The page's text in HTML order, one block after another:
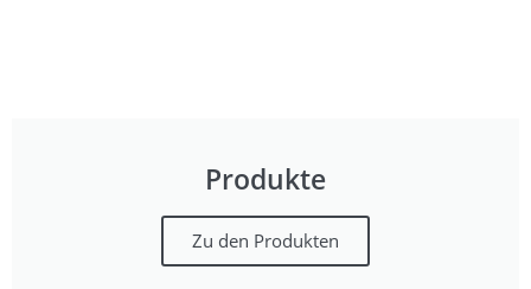
Produkte
Zu den Produkten